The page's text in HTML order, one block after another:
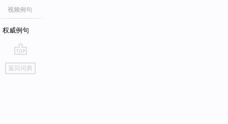
视频例句
权威例句
go
top
返回词典